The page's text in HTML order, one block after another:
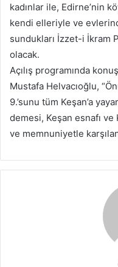
kadınlar ile, Edirne’nin
kendi elleriyle ve
sundukları İzzet-i İkram
olacak.
Açılış programında
Mustafa Helvacıoğlu,
9.’sunu tüm Keşan’a
demesi, Keşan esnafı ve
ve memnuniyetle